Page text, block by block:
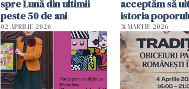
spre Lună din ultimii
peste 50 de ani
02 APRILIE 2026
acceptăm să
istoria
nostru?
31 MARTIE 2026